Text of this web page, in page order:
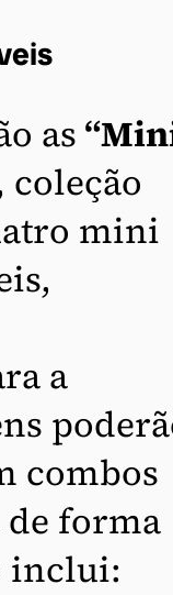
as
coleção
mini
a
combos
forma
inclui: